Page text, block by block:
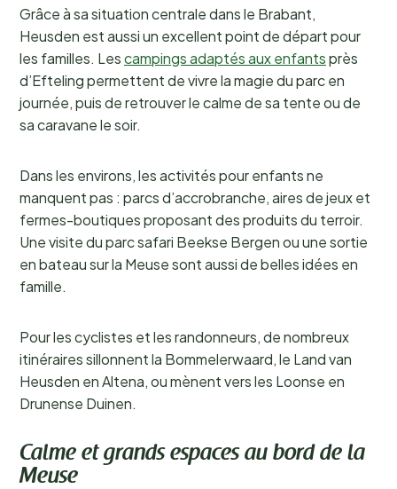
Grâce à sa situation centrale dans le Brabant,
Heusden est aussi un excellent point de départ pour
les familles. Lescampings adaptés aux enfantsprès
d’Efteling permettent de vivre la magie du parc en
journée, puis de retrouver le calme de sa tente ou de
sa caravane le soir.
Dans les environs, les activités pour enfants ne
manquent pas : parcs d’accrobranche, aires de jeux et
fermes-boutiques proposant des produits du terroir.
Une visite du parc safari Beekse Bergen ou une sortie
en bateau sur la Meuse sont aussi de belles idées en
famille.
Pour les cyclistes et les randonneurs, de nombreux
itinéraires sillonnent la Bommelerwaard, le Land van
Heusden en Altena, ou mènent vers les Loonse en
Drunense Duinen.
Calme et grands espaces au bord de la
Meuse